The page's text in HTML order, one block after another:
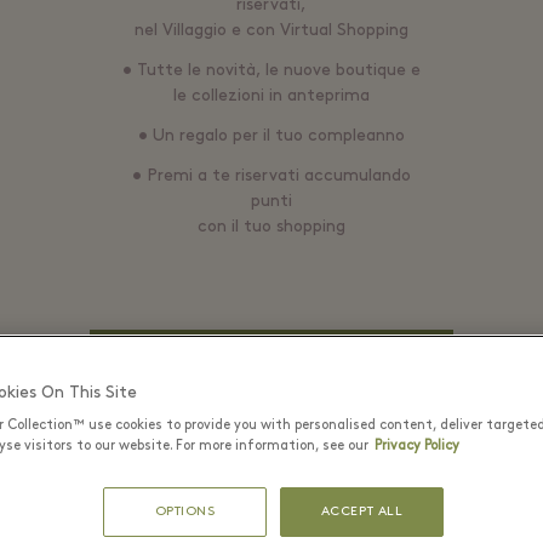
riservati,
nel Villaggio e con Virtual Shopping
• Tutte le novità, le nuove boutique e
le collezioni in anteprima
• Un regalo per il tuo compleanno
• Premi a te riservati accumulando
punti
con il tuo shopping
On This Site
Collection™ use cookies to provide you with personalised content, deliver
visitors to our website. For more information, see our Privacy Policy
OPTIONS ACCEPT ALL